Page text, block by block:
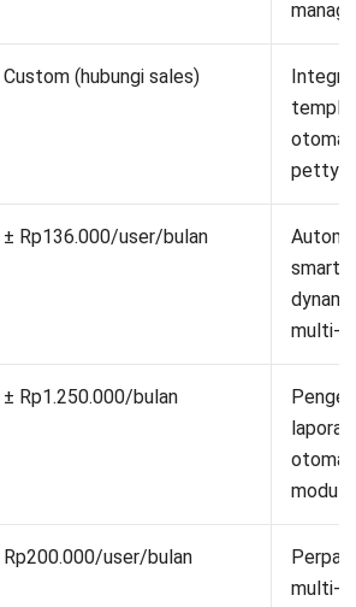
Custom (hubungi sales)
petty
± Rp136.000/user/bulan
smart
multi-
± Rp1.250.000/bulan
modul
Rp200.000/user/bulan
multi-